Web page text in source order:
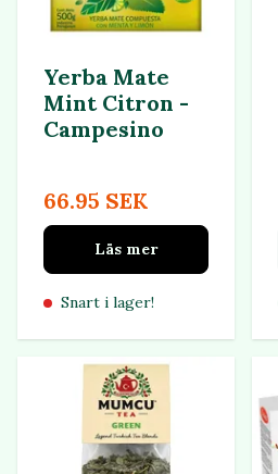
Yerba Mate
Mint Citron -
Campesino
66.95 SEK
Läs mer
Snart i lager!